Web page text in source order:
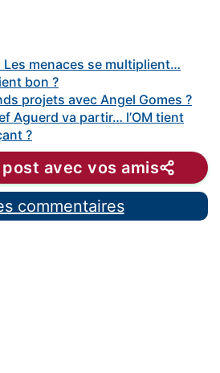
Les menaces se multiplient…
bon ?
projets avec Angel Gomes ?
Aguerd va partir… l’OM tient
?
avec vos amis
commentaires